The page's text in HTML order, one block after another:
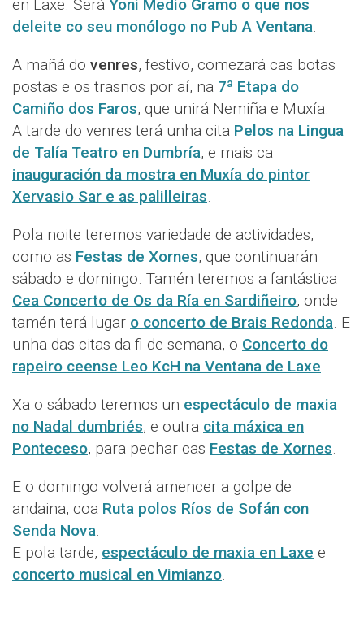
en Laxe. Será Yoni Medio Gramo o que nos
deleite co seu monólogo no Pub A Ventana.
A mañá do venres, festivo, comezará cas botas
postas e os trasnos por aí, na 7ª Etapa do
Camiño dos Faros, que unirá Nemiña e Muxía.
A tarde do venres terá unha cita Pelos na Lingua
de Talía Teatro en Dumbría, e mais ca
inauguración da mostra en Muxía do pintor
Xervasio Sar e as palilleiras.
Pola noite teremos variedade de actividades,
como as Festas de Xornes, que continuarán
sábado e domingo. Tamén teremos a fantástica
Cea Concerto de Os da Ría en Sardiñeiro, onde
tamén terá lugar o concerto de Brais Redonda. E
unha das citas da fi de semana, o Concerto do
rapeiro ceense Leo KcH na Ventana de Laxe.
Xa o sábado teremos un espectáculo de maxia
no Nadal dumbriés, e outra cita máxica en
Ponteceso, para pechar cas Festas de Xornes.
E o domingo volverá amencer a golpe de
andaina, coa Ruta polos Ríos de Sofán con
Senda Nova.
E pola tarde, espectáculo de maxia en Laxe e
concerto musical en Vimianzo.